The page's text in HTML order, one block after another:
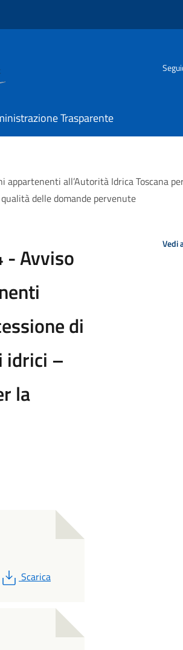
Trasparente
all’Autorità Idrica Toscana
delle domande pervenute
- Avviso
di
idrici –
la
PDF
Scarica
Vedi